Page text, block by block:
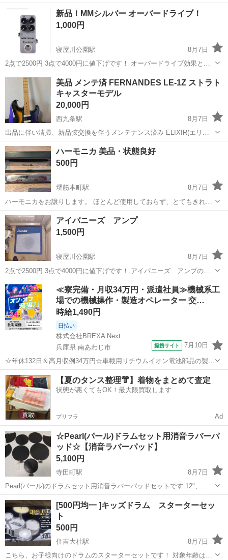
るものをおつけします。 小傷や薄いペン跡ありますが、状態的には良
く問題なくお使いいただけます。 受け渡しは東大阪市上四条町でお願
い致します。
東大阪市 鍵盤楽器、ピアノ
新品！MMシルバー オーバードライブ！
1,000円
寝屋川公園駅
8月7日
2点で2500円 3点で4000円に値下げです！ オーバードライブ効果とバ
イパスステータスを切り替えるための真のバイパスフットスイッチ。
LEDライトで効果やバイパスの状態を示します。 フルメタルシェルと
コンパクトサイ...
大阪 寝屋川市 寝屋川公園駅
エレキギター
美品 メンテ済 FERNANDES LE-1Z ストラト
キャスターモデル
20,000円
西九条駅
8月7日
出品に伴い清掃、新品弦交換を伴うメンテナンス済み ELIXIR(エリク
サー) Elixirエレキギター弦 OPTIWEB Super Light .009-.042 #19002
【国内正規品】 安心してご検討ください。...
大阪 大阪市 弦楽器、ギター
ハーモニカ 美品・状態良好
500円
堺筋本町駅
8月7日
ハーモニカをお譲りします。 ほとんど使用しておらず、とてもきれい
な状態です。 目立った傷や汚れもなく、状態はとても良いです。 お車
または自転車でお越しの場合は、MJRタワーの裏側までお越しくださ
い。比較的空...
大阪 大阪市 堺筋本町駅 管楽器、笛、ハーモニカ
アイバニーズ アンプ
1,500円
寝屋川公園駅
8月7日
2点で2500円 3点で4000円に値下げです！ アイバニーズ アンプの出
品です！ ブーストボタンがあるのでオーバードライブエフェクターを
使ったような音にもできます！
大阪 寝屋川市 寝屋川公園駅 弦楽器、ギター
アイバニーズ
≪寮完備・月収34万円・派遣社員≫機械系工
場での機械操作・製造オペレーター 交…
時給1,490円
日払い
株式会社BREXA Next
兵庫県 南あわじ市
提携サイト 7月10日
☆年休132日＆高月収例34万円☆車載用リチウムイオン電池部品の製造
／4勤2休でオフも充実♪／家具・家電付き社宅あり＆前払いで生活支援
物資が受け取れる◎／20〜40代男女活躍中！ 車載用リチウムイオン電
池部品の製造 車載用...
兵庫 南あわじ市 その他
【夏のタンス整理👘】着物をまとめて査定
状態が悪くてもOK！最大限買取します
プリフラ Ad
☆Pearl(パール)ドラムセット用消音ラバーパ
ッド☆【消音ラバーパッド】
5,100円
寺田町駅
8月7日
Pearl(パール)のドラムセット用消音ラバーパッドセットです 12"、
13"、14"、16"のタム用とバスドラム用(ベルトでポジション調整が可
能)が1枚ずつ、シンバル用が3枚(ハイハット、クラッシュ、ライド)パ
ッケー...
大阪 大阪市 寺田町駅 その他
[500円均一 ]キッズドラム スターターセッ
ト
500円
住吉大社駅
8月7日
こちら、お子様向けのドラムのスターターセットです！ 対象年齢は7